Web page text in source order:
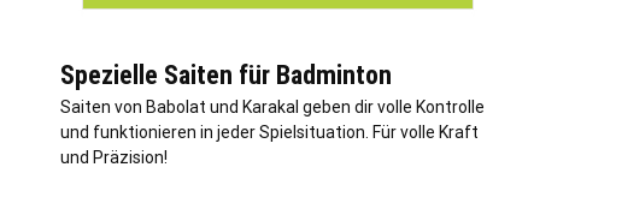
Spezielle Saiten für Badminton
Saiten von Babolat und Karakal geben dir volle Kontrolle
und funktionieren in jeder Spielsituation. Für volle Kraft
und Präzision!